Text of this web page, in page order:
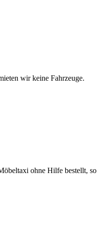
wir keine Fahrzeuge.
ohne Hilfe bestellt,